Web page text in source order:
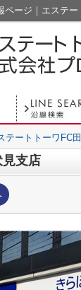
ページ｜エステ
テートトーワFC
見支店